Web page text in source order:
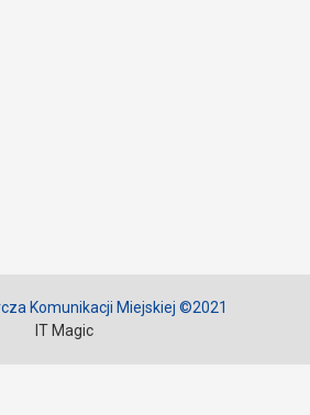
Komunikacji Miejskiej ©2021
IT Magic